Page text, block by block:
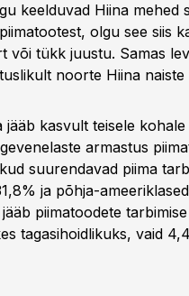
keelduvad Hiina mehed
olgu see siis
või tükk juustu. Samas
noorte Hiina naiste
kasvult teisele kohale
armastus
suurendavad piima
ja põhja-
piimatoodete
tagasihoidlikuks, vaid 4,4